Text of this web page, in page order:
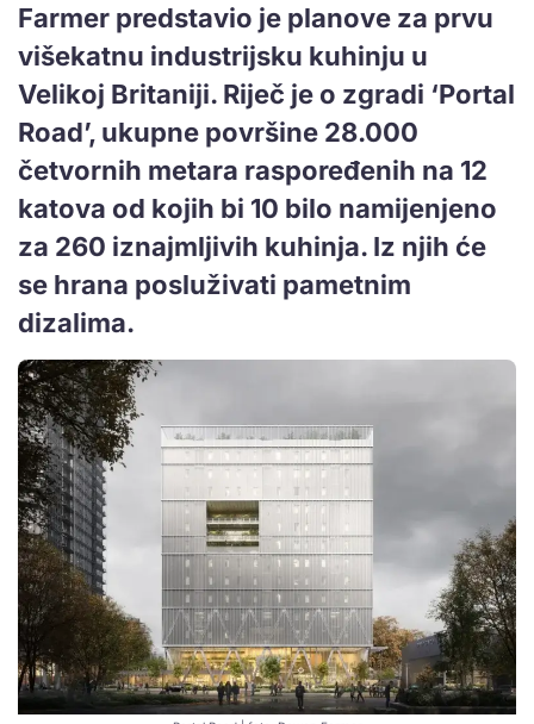
Farmer predstavio je planove za prvu
višekatnu industrijsku kuhinju u
Velikoj Britaniji. Riječ je o zgradi ‘Portal
Road’, ukupne površine 28.000
četvornih metara raspoređenih na 12
katova od kojih bi 10 bilo namijenjeno
za 260 iznajmljivih kuhinja. Iz njih će
se hrana posluživati pametnim
dizalima.